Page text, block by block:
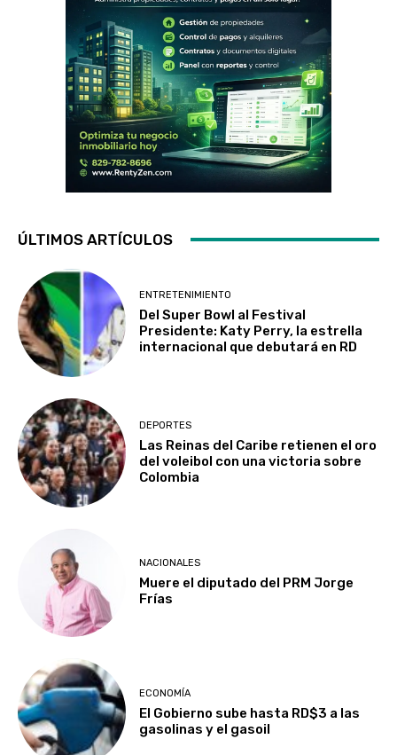
ÚLTIMOS ARTÍCULOS
ENTRETENIMIENTO
Del Super Bowl al Festival
Presidente: Katy Perry, la estrella
internacional que debutará en RD
DEPORTES
Las Reinas del Caribe retienen el oro
del voleibol con una victoria sobre
Colombia
NACIONALES
Muere el diputado del PRM Jorge
Frías
ECONOMÍA
El Gobierno sube hasta RD$3 a las
gasolinas y el gasoil